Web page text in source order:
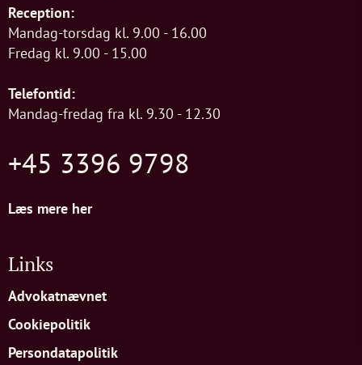
Reception:
Mandag-torsdag kl. 9.00 - 16.00
Fredag kl. 9.00 - 15.00
Telefontid:
Mandag-fredag fra kl. 9.30 - 12.30
+45 3396 9798
Læs mere her
Links
Advokatnævnet
Cookiepolitik
Persondatapolitik